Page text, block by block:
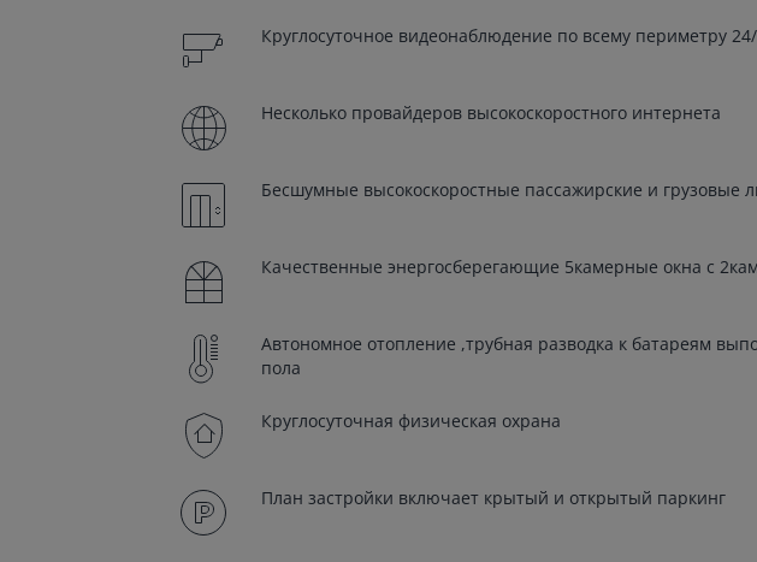
Круглосуточное видеонаблюдение по всему периметру
Несколько провайдеров высокоскоростного интернета
Бесшумные высокоскоростные пассажирские и
Качественные энергосберегающие 5камерные окна с
Автономное отопление ,трубная разводка к батареям
пола
Круглосуточная физическая охрана
План застройки включает крытый и открытый паркинг